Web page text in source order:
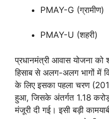
PMAY-G (ग्रामीण)
PMAY-U (शहरी)
प्रधानमंत्री आवास योजना
हिसाब से अलग-अलग भागों में
के लिए इसका पहला चरण
हुआ, जिसके अंतर्गत 1.18 करोड़
मंजूरी दी गई। इसी बड़ी